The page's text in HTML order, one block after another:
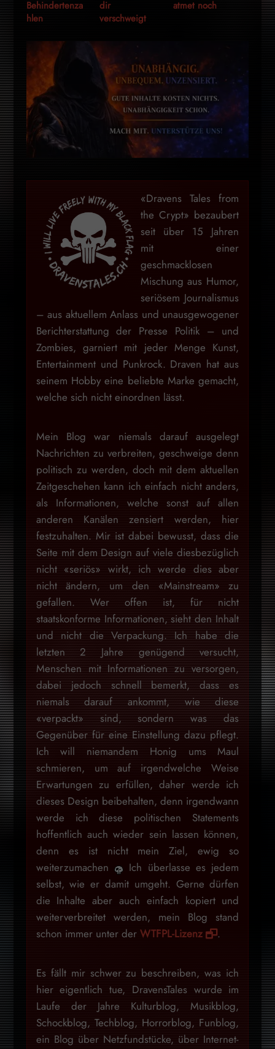
Behindertenza
hlen
dir
verschweigt
atmet noch
«Dravens Tales from
the Crypt» bezaubert
seit über 15 Jahren
mit einer
geschmacklosen
Mischung aus Humor,
seriösem Journalismus
– aus aktuellem Anlass und unausgewogener
Berichterstattung der Presse Politik – und
Zombies, garniert mit jeder Menge Kunst,
Entertainment und Punkrock. Draven hat aus
seinem Hobby eine beliebte Marke gemacht,
welche sich nicht einordnen lässt.
Mein Blog war niemals darauf ausgelegt
Nachrichten zu verbreiten, geschweige denn
politisch zu werden, doch mit dem aktuellen
Zeitgeschehen kann ich einfach nicht anders,
als Informationen, welche sonst auf allen
anderen Kanälen zensiert werden, hier
festzuhalten. Mir ist dabei bewusst, dass die
Seite mit dem Design auf viele diesbezüglich
nicht «seriös» wirkt, ich werde dies aber
nicht ändern, um den «Mainstream» zu
gefallen. Wer offen ist, für nicht
staatskonforme Informationen, sieht den Inhalt
und nicht die Verpackung. Ich habe die
letzten 2 Jahre genügend versucht,
Menschen mit Informationen zu versorgen,
dabei jedoch schnell bemerkt, dass es
niemals darauf ankommt, wie diese
«verpackt» sind, sondern was das
Gegenüber für eine Einstellung dazu pflegt.
Ich will niemandem Honig ums Maul
schmieren, um auf irgendwelche Weise
Erwartungen zu erfüllen, daher werde ich
dieses Design beibehalten, denn irgendwann
werde ich diese politischen Statements
hoffentlich auch wieder sein lassen können,
denn es ist nicht mein Ziel, ewig so
weiterzumachen
Ich überlasse es jedem
selbst, wie er damit umgeht. Gerne dürfen
die Inhalte aber auch einfach kopiert und
weiterverbreitet werden, mein Blog stand
schon immer unter der WTFPL-Lizenz .
Es fällt mir schwer zu beschreiben, was ich
hier eigentlich tue, DravensTales wurde im
Laufe der Jahre Kulturblog, Musikblog,
Schockblog, Techblog, Horrorblog, Funblog,
ein Blog über Netzfundstücke, über Internet-